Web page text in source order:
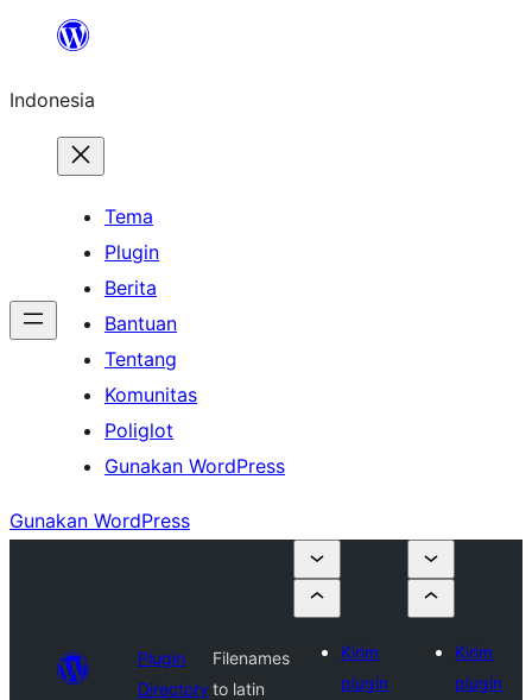
Lewati
konten
Indonesia
Tema
Plugin
Berita
Bantuan
Tentang
Komunitas
Poliglot
Gunakan WordPress
Gunakan WordPress
Plugin
Directory
Filenames
to latin
Kirim
plugin
Kirim
plugin